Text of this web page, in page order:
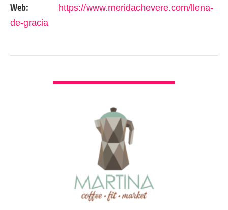
Web:
https://www.meridachevere.com/llena-
de-gracia